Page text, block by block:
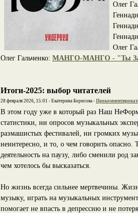
Олег
Олег
Олег Гальченко: МАНГО-МАНГО - "Ты
Итоги-2025: выбор читателей
28 февраля 2026, 15:01 - Екатерина Борисова -
В этом году уже в который раз Наш
статистики, ни опросов музыкальных
размашистых фестивалей, ни громких
неинтересно, и то, о чем говорить
деятельность на паузу, либо сменили род
чем хотелось бы высказаться.
Но жизнь всегда сильнее мертвечины.
музыку, играть на музыкальных
помогает не впасть в депрессию и не